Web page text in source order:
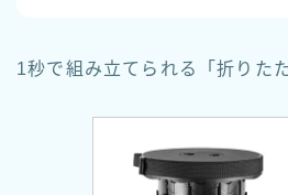
1秒で組み立てられる「折りた